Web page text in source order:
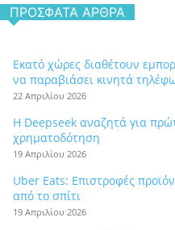
ΠΡΌΣΦΑΤΑ ΆΡΘΡΑ
Εκατό χώρες διαθέτουν
να παραβιάσει κινητά
22 Απριλίου 2026
Η Deepseek αναζητά για
χρηματοδότηση
19 Απριλίου 2026
Uber Eats: Επιστροφές
από το σπίτι
19 Απριλίου 2026